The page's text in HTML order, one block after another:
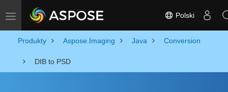
Toggle navigation Polski
Produkty Aspose.Imaging Java Conversion
DIB to PSD